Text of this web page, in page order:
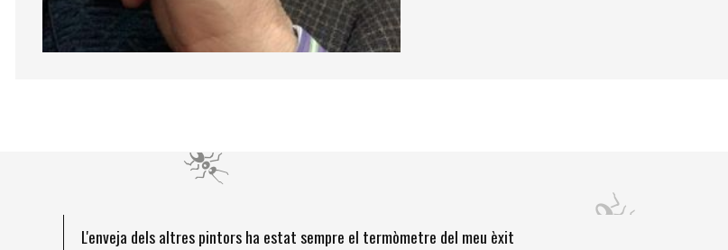
L'enveja dels altres pintors ha estat sempre el termòmetre del meu èxit